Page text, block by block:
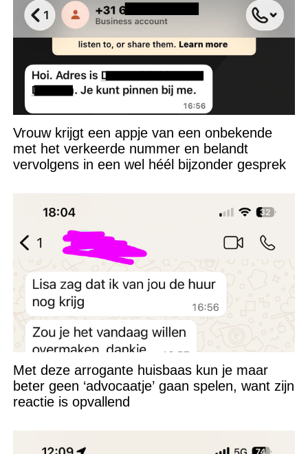
Vrouw krijgt een appje van een onbekende
met het verkeerde nummer en belandt
vervolgens in een wel héél bijzonder gesprek
Met deze arrogante huisbaas kun je maar
beter geen ‘advocaatje’ gaan spelen, want zijn
reactie is opvallend